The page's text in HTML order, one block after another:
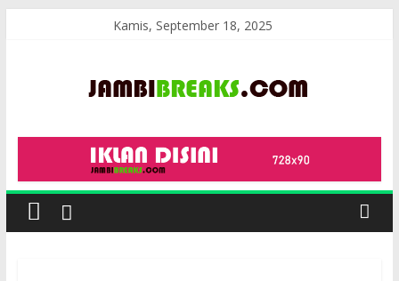
Kamis, September 18, 2025
JambiBreaks